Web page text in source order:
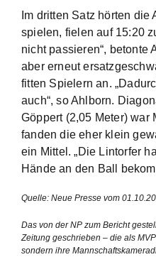
Im dritten Satz hörten die
spielen, fielen auf 15:20
nicht passieren“, betonte
aber erneut
fitten Spielern an.
auch“, so Ahlborn.
Göppert (2,05 Meter) war
fanden die eher klein
ein Mittel. „Die Lintorfer
Hände an den Ball
Quelle: Neue Presse vom
Das von der NP zum Bericht
Zeitung geschrieben – die als
sondern ihre